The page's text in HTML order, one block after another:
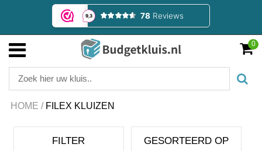
0
HOME / FILEX KLUIZEN
FILTER GESORTEERD OP